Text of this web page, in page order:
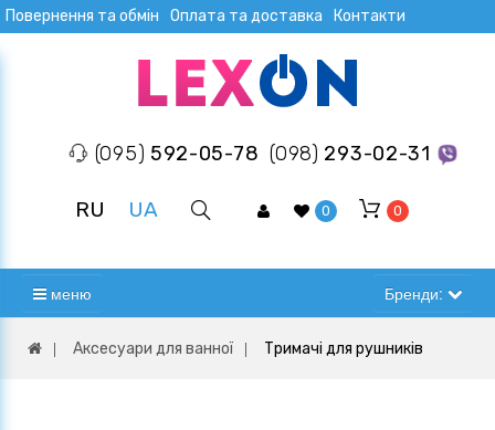
Повернення та обмін Оплата та доставка Контакти
(095) 592-05-78 (098) 293-02-31
RU UA 0 0
меню Бренди:
Аксесуари для ванної Тримачі для рушників